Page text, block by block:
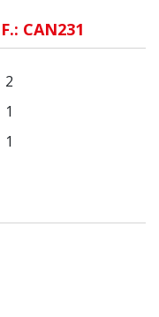
CAN231
2
1
1